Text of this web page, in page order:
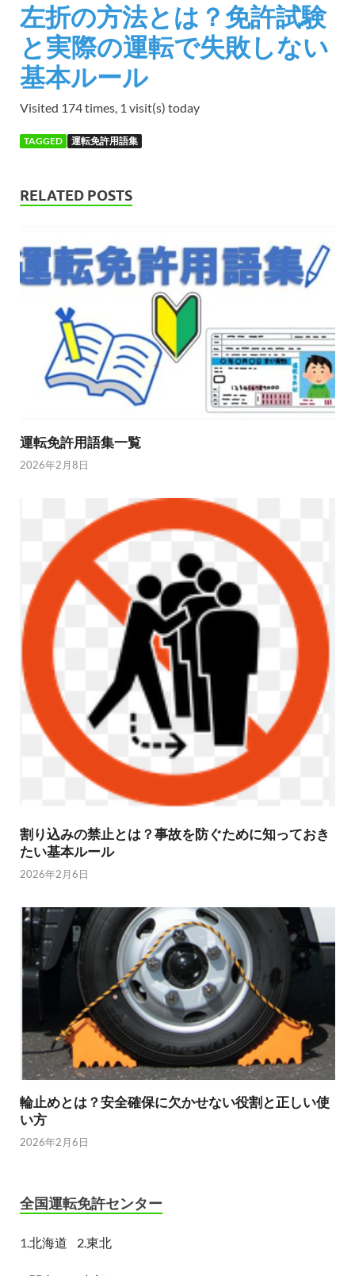
左折の方法とは？免許試験
と実際の運転で失敗しない
基本ルール
Visited 174 times, 1 visit(s) today
TAGGED 運転免許用語集
RELATED POSTS
運転免許用語集一覧
2026年2月8日
割り込みの禁止とは？事故を防ぐために知っておき
たい基本ルール
2026年2月6日
輪止めとは？安全確保に欠かせない役割と正しい使
い方
2026年2月6日
全国運転免許センター
1.北海道 2.東北